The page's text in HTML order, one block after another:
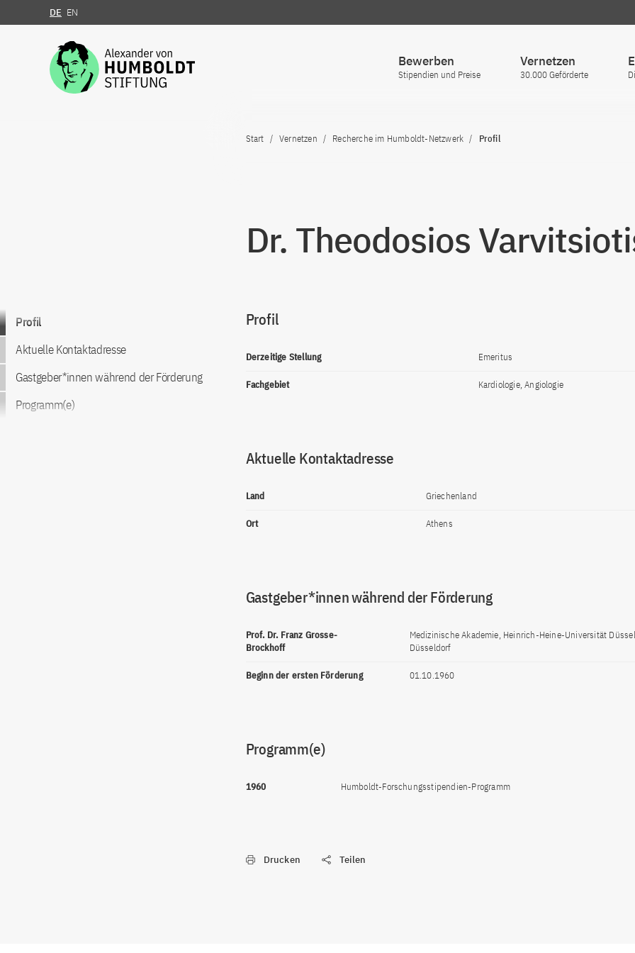
Zum Inhalt springen
DE EN
Bewerben
Stipendien und Preise
Vernetzen
30.000 Geförderte
Start Vernetzen Recherche im Humboldt-Netzwerk Profil
Dr. Theodosios
Zum Inhalt springen
Profil
Aktuelle Kontaktadresse
Gastgeber*innen während der Förderung
Programm(e)
Profil
Derzeitige Stellung Emeritus
Fachgebiet Kardiologie, Angiologie
Aktuelle Kontaktadresse
Land Griechenland
Ort Athens
Gastgeber*innen während der Förderung
Prof. Dr. Franz Grosse-
Brockhoff
Medizinische Akademie, Heinrich-Heine-Universität
Düsseldorf
Beginn der ersten Förderung 01.10.1960
Programm(e)
1960 Humboldt-Forschungsstipendien-Programm
Drucken Teilen